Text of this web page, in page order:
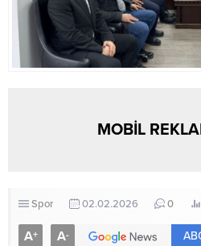
MOBİL
Spor 02.02.2026 0
A+ A-